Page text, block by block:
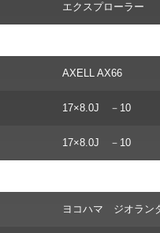
エクスプローラー
AXELL AX66
17×8.0J －10
17×8.0J －10
ヨコハマ ジオラン